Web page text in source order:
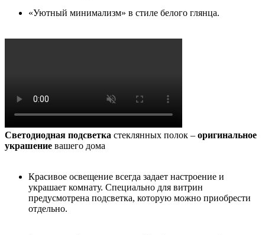
«Уютный минимализм» в стиле белого глянца.
Светодиодная подсветка стеклянных полок – оригинальное
украшение вашего дома
Красивое освещение всегда задает настроение и
украшает комнату. Специально для витрин
предусмотрена подсветка, которую можно приобрести
отдельно.